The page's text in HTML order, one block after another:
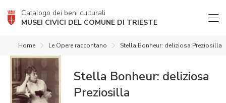
Catalogo dei beni culturali
MUSEI CIVICI DEL COMUNE DI TRIESTE
Home Le Opere raccontano Stella Bonheur: deliziosa Preziosilla
Stella Bonheur: deliziosa
Preziosilla